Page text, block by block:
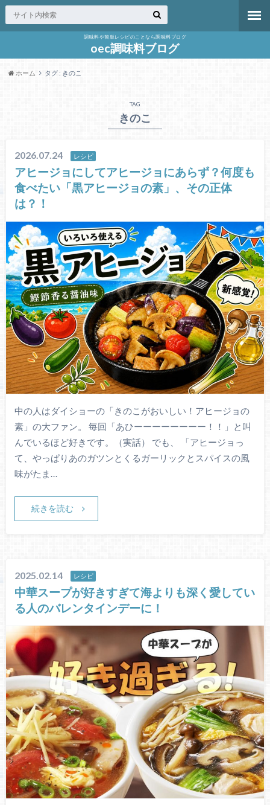
調味料や簡単レシピのことなら調味料ブログ
oec調味料ブログ
ホーム タグ : きのこ
TAG
きのこ
2026.07.24 レシピ
アヒージョにしてアヒージョにあらず？何度も
食べたい「黒アヒージョの素」、その正体
は？！
中の人はダイショーの「きのこがおいしい！アヒージョの
素」の大ファン。 毎回「あひーーーーーーーー！！」と叫
んでいるほど好きです。（実話） でも、 「アヒージョっ
て、やっぱりあのガツンとくるガーリックとスパイスの風
味がたま…
続きを読む
2025.02.14 レシピ
中華スープが好きすぎて海よりも深く愛してい
る人のバレンタインデーに！